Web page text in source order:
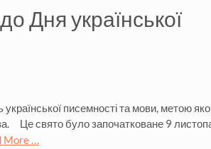
Дня української
писемності та мови, метою
Це свято було започатковане 9
More …